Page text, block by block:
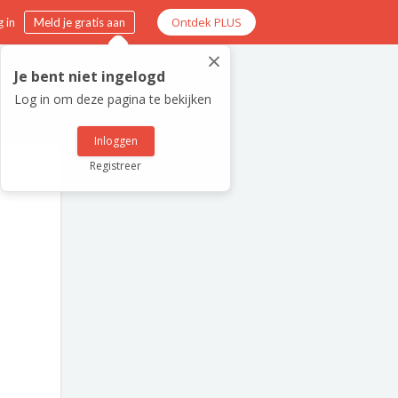
in Meld je gratis aan Ontdek PLUS
×
Je bent niet ingelogd
Log in om deze pagina te bekijken
Inloggen
Registreer